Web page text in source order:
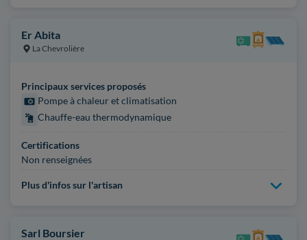
Er Abita
La Chevrolière
Principaux services proposés
Pompe à chaleur et climatisation
Chauffe-eau thermodynamique
Certifications
Non renseignées
Plus d'infos sur l'artisan
Sarl Boursier